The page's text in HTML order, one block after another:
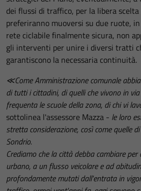
dei flussi di traffico, per la libera
preferiranno muoversi su due ruote,
rete ciclabile finalmente sicura, non
gli interventi per unire i diversi tratti
garantiscono la necessaria continuità.
≪Come Amministrazione comunale
di tutti i cittadini, di quelli che vivono in
frequenta le scuole della zona, di chi vi
sottolinea l'assessore Mazza - le loro
stretta considerazione, così come quelle
Sondrio.
Crediamo che la città debba cambiare
urbano, a un flusso veicolare e ad
profondamente mutati dall'entrata in